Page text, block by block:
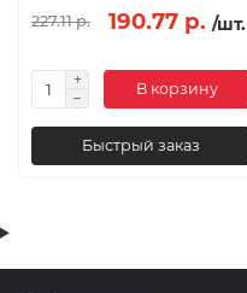
227.11 р. 190.77 р. /шт.
В корзину
Быстрый заказ